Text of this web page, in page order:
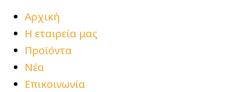
Αρχική
Η εταιρεία μας
Προϊόντα
Νέα
Επικοινωνία